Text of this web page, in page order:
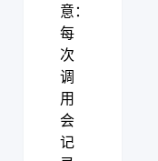
意：
每
次
调
用
会
记